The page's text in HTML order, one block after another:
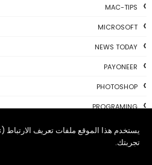
تجربتك.
MAC-TIPS
MICROSOFT
NEWS TODAY
PAYONEER
PHOTOSHOP
PROGRAMING
PROGRAMS
REVIEWS